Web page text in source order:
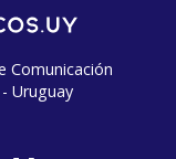
Comunicación
Uruguay